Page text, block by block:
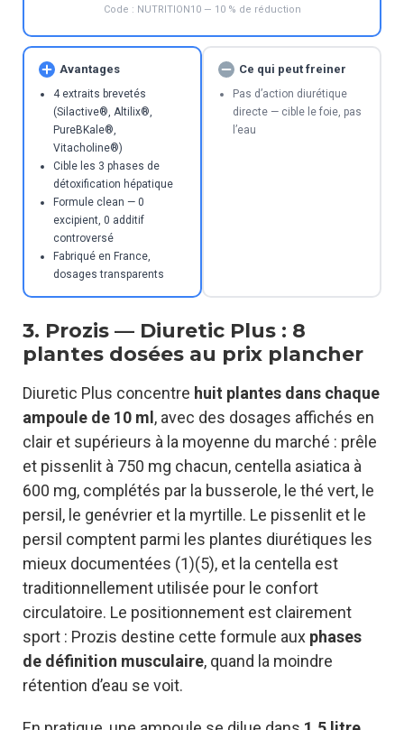
Code : NUTRITION10 — 10 % de réduction
Avantages
4 extraits brevetés
(Silactive®, Altilix®,
PureBKale®,
Vitacholine®)
Cible les 3 phases de
détoxification hépatique
Formule clean — 0
excipient, 0 additif
controversé
Fabriqué en France,
dosages transparents
Ce qui peut freiner
Pas d’action diurétique
directe — cible le foie, pas
l’eau
3. Prozis — Diuretic Plus : 8
plantes dosées au prix plancher
Diuretic Plus concentre huit plantes dans chaque
ampoule de 10 ml , avec des dosages affichés en
clair et supérieurs à la moyenne du marché : prêle
et pissenlit à 750 mg chacun, centella asiatica à
600 mg, complétés par la busserole, le thé vert, le
persil, le genévrier et la myrtille. Le pissenlit et le
persil comptent parmi les plantes diurétiques les
mieux documentées (1)(5), et la centella est
traditionnellement utilisée pour le confort
circulatoire. Le positionnement est clairement
sport : Prozis destine cette formule aux phases
de définition musculaire, quand la moindre
rétention d’eau se voit.